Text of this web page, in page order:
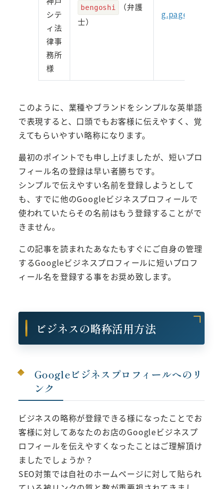
シテ
ィ法
律事
務所
様
bengoshi
（弁護
士）
g.page/
このように、業種やブランドをシンプルな英単語
で表現すると、口頭でもお客様に伝えやすく、覚
えてもらいやすい略称になります。
最初のポイントでも申し上げましたが、短いプロ
フィール名の登録は早い者勝ちです。
シンプルで伝えやすい名前を登録しようとして
も、すでに他のGoogleビジネスプロフィールで
使われていたらその名前はもう登録することがで
きません。
この記事を読まれたあなたもすぐにご自身の管理
するGoogleビジネスプロフィールに短いプロフ
ィール名を登録する事をお奨め致します。
ビジネスの略称活用方法
Googleビジネスプロフィールへのリ
ンク
ビジネスの略称が登録できる様になったことでお
客様に対してあなたのお店のGoogleビジネスプ
ロフィールを伝えやすくなったことはご理解頂け
ましたでしょうか？
SEO対策では自社のホームページに対して貼られ